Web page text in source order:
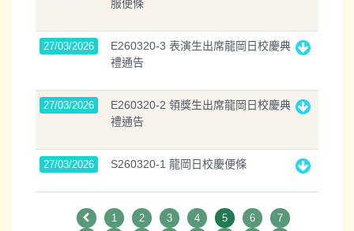
服便條
27/03/2026
E260320-3 表演生出席龍岡日校慶典
禮通告
27/03/2026
E260320-2 領獎生出席龍岡日校慶典
禮通告
27/03/2026 S260320-1 龍岡日校慶便條
1 2 3 4 5 6
7